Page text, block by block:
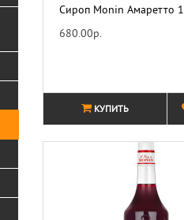
Сироп Monin Амаретто
680.00р.
КУПИТЬ